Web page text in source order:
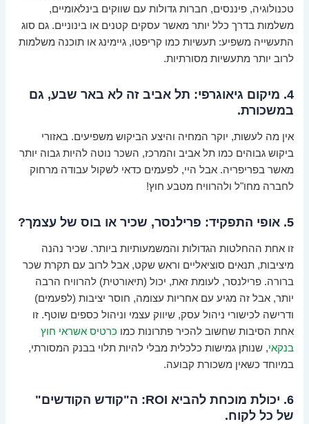
טכנולוגיה, פיננסים, חברות גדולות עם שווקים בינלאומיים,
משלמות בדרך כלל יותר מאשר עסקים קטנים או בינוניים. גם סוג
התעשייה משפיע: תעשיות כמו קריפטו, גיימינג או תוכנה משלמות
לרוב יותר מתעשיות מסורתיות.
4. מיקום גיאוגרפי: תל אביב זה לא באר שבע, גם
במשכורת.
אין מה לעשות, יוקר המחיה והיצע הביקוש משפיעים. באזורי
ביקוש גבוהים כמו תל אביב והמרכז, השכר נוטה להיות גבוה יותר
מאשר בפריפריה. אבל היי, לפעמים כדאי לשקול עבודה מרחוק
לחברה מחו"ל ולהרוויח מטבע חוץ!
5. אופי התפקיד: פרילנסר, שכיר או בוס של עצמך?
זו אחת ההחלטות הגדולות והמשמעותיות ביותר. שכיר נהנה
מיציבות, תנאים סוציאליים וראש שקט, אבל לרוב עם תקרת שכר
ברורה. פרילנסר, לעומת זאת, יכול (תיאורטית) להרוויח הרבה
יותר, אבל זה מגיע עם אחריות עצומה, חוסר יציבות (לפעמים)
ודרישה לכישורי ניהול עסק, שיווק עצמי וניהול כספים שוטף. זו
אחת הסיבות שחשוב להכיר פתרונות כמו כרטיס אשראי חוץ
בנקאי, שנותן גמישות כלכלית מבלי להיות תלוי בבנק המסורתי,
במיוחד כשאין משכורת קבועה.
6. יכולת מוכחת להביא ROI: ה"קודש הקודשים"
של כל לקוח.